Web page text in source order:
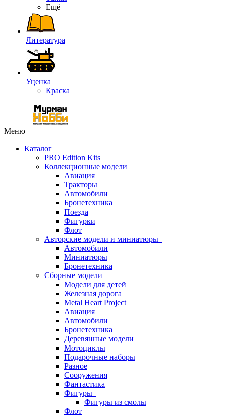
Ещё
Литература
Уценка
Краска
Меню
Каталог
PRO Edition Kits
Коллекционные модели
Авиация
Тракторы
Автомобили
Бронетехника
Поезда
Фигурки
Флот
Авторские модели и миниатюры
Автомобили
Миниатюры
Бронетехника
Сборные модели
Модели для детей
Железная дорога
Metal Heart Project
Авиация
Автомобили
Бронетехника
Деревянные модели
Мотоциклы
Подарочные наборы
Разное
Сооружения
Фантастика
Фигуры
Фигуры из смолы
Флот